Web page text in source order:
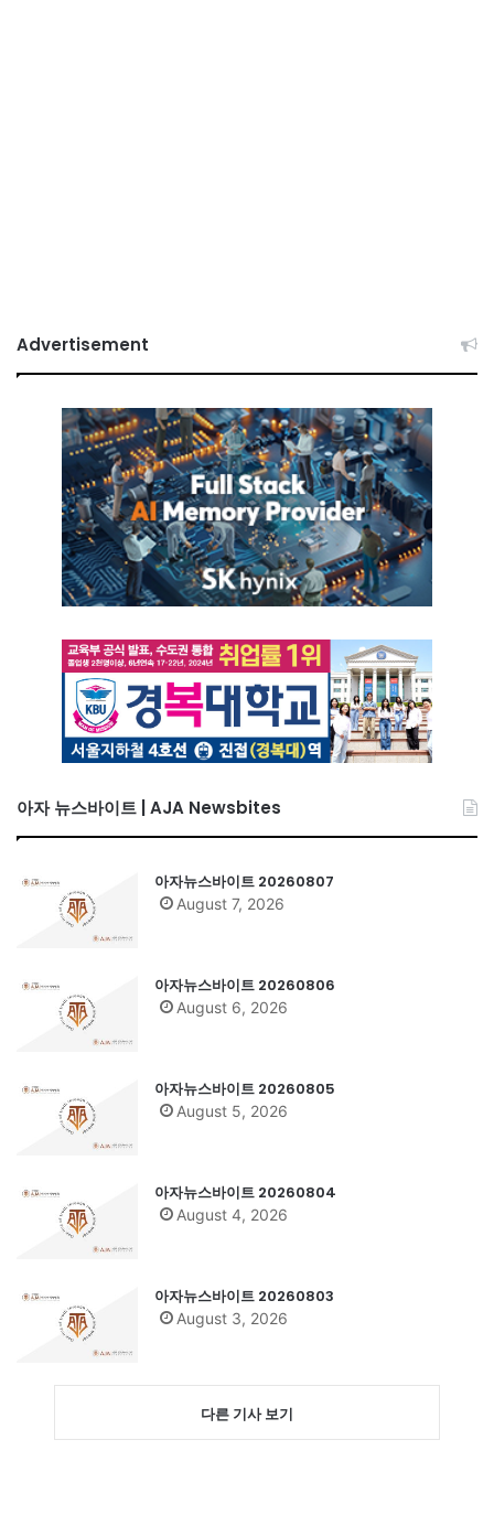
Advertisement
아자 뉴스바이트 | AJA Newsbites
아자뉴스바이트 20260807
August 7, 2026
아자뉴스바이트 20260806
August 6, 2026
아자뉴스바이트 20260805
August 5, 2026
아자뉴스바이트 20260804
August 4, 2026
아자뉴스바이트 20260803
August 3, 2026
다른 기사 보기